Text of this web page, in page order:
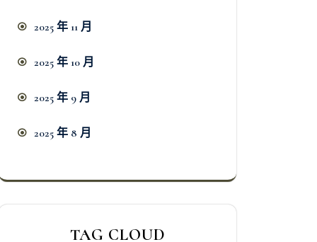
2025 年 11 月
2025 年 10 月
2025 年 9 月
2025 年 8 月
TAG CLOUD